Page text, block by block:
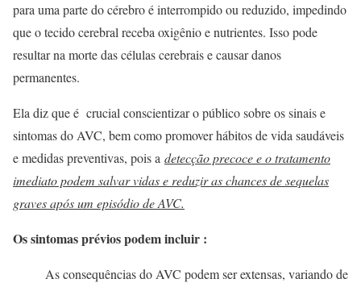
para uma parte do cérebro é interrompido ou reduzido, impedindo
que o tecido cerebral receba oxigênio e nutrientes. Isso pode
resultar na morte das células cerebrais e causar danos
permanentes.
Ela diz que é crucial conscientizar o público sobre os sinais e
sintomas do AVC, bem como promover hábitos de vida saudáveis
e medidas preventivas, pois a detecção precoce e o tratamento
imediato podem salvar vidas e reduzir as chances de sequelas
graves após um episódio de AVC.
Os sintomas prévios podem incluir :
As consequências do AVC podem ser extensas, variando de